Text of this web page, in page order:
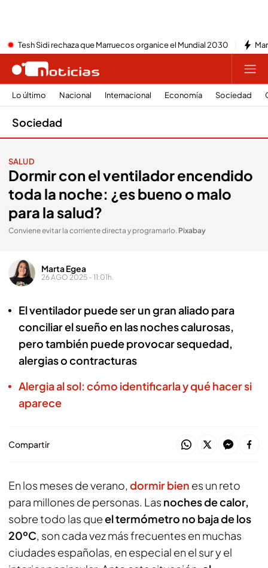
Tesh Sidi rechaza que Marruecos organice el Mundial 2030
Lo último Nacional Internacional Economía Sociedad
Sociedad
SALUD
Dormir con el ventilador encendido
toda la noche: ¿es bueno o malo
para la salud?
Conviene evitar la corriente directa y programarlo. Pixabay
Marta Egea
26 AGO 2025 - 11:01h.
El ventilador puede ser un gran aliado para
conciliar el sueño en las noches calurosas,
pero también puede provocar sequedad,
alergias o contracturas
Alergia al sol: cómo identificarla y qué hacer si
aparece
Compartir
En los meses de verano, dormir bien es un reto
para millones de personas. Las noches de calor,
sobre todo las queel termómetro no baja de los
20ºC, son cada vez más frecuentes en muchas
ciudades españolas, en especial en el sur y el